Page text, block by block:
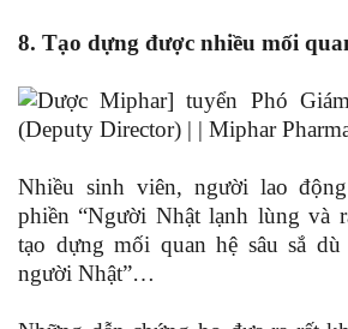
8. Tạo dựng được nhiều mối
Nhiều sinh viên, người lao
phiền “Người Nhật lạnh lùng và
tạo dựng mối quan hệ sâu sắ
người Nhật”…